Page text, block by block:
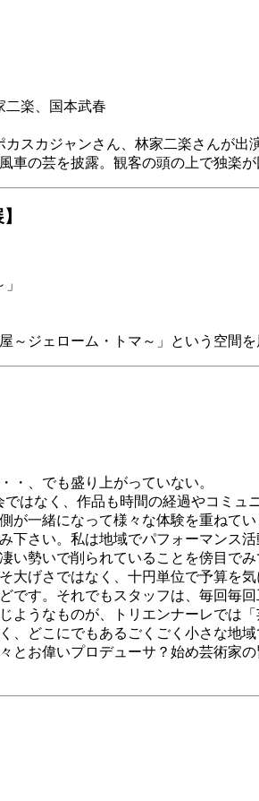
楽、国本武春
スカジャンさん、林家二楽さんが
の芸を披露。観客の頭の上で独楽
～ジェローム・トマ～」という空間
・、でも盛り上がっていない。
はなく、作品も時間の経過やコミ
が一緒になって様々な体験を重ねて
下さい。私は地域でパフォーマンス
い勢いで削られていることを傍目で
大げさではなく、十円単位で予算を
です。それでもスタッフは、毎回毎
ようなものが、トリエンナーレでは
、どこにでもあるごくごく小さな地
とお偉いプロデューサ？始め芸術家